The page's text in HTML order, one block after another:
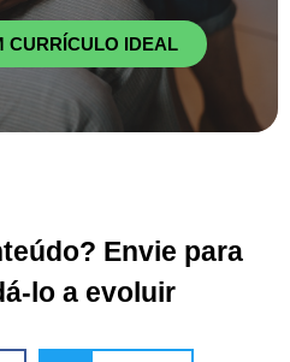
CURRÍCULO IDEAL
Envie para
lo a evoluir